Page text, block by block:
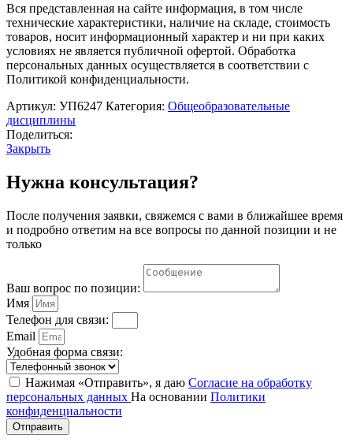
Вся представленная на сайте информация, в том числе
технические характеристики, наличие на складе, стоимость
товаров, носит информационный характер и ни при каких
условиях не является публичной офертой. Обработка
персональных данных осуществляется в соответствии с
Политикой конфиденциальности.
Артикул: УП6247 Категория: Общеобразовательные
дисциплины
Поделиться:
Закрыть
Нужна консультация?
После получения заявки, свяжемся с вами в ближайшее время
и подробно ответим на все вопросы по данной позиции и не
только
Ваш вопрос по позиции:
Имя
Телефон для связи:
Email
Удобная форма связи:
Нажимая «Отправить», я даю Согласие на обработку
персональных данных На основании Политики
конфиденциальности
Отправить